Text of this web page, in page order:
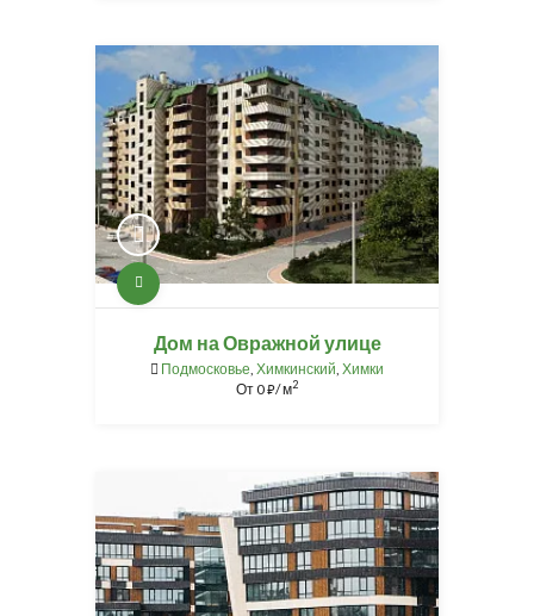
Дом на Овражной улице
Подмосковье Химкинский Химки
От0⃏/ м2